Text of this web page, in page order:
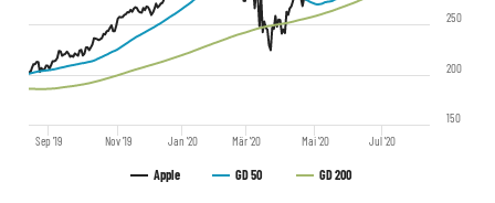
Apple GD 50 GD 200
Sep '19 Nov '19 Jan '20 Mär '20 Mai '20 Jul '20
150
200
250